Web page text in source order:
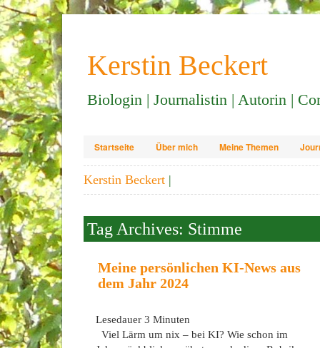
Kerstin Beckert
Biologin | Journalistin | Autorin |
Startseite Über mich Meine Themen
Kerstin Beckert |
Tag Archives: Stimme
Meine persönlichen KI-News aus
dem Jahr 2024
Lesedauer 3 Minuten
Viel Lärm um nix – bei KI? Wie schon im